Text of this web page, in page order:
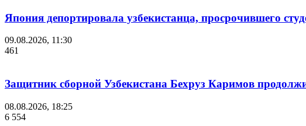
Япония депортировала узбекистанца, просрочившего
09.08.2026, 11:30
461
Защитник сборной Узбекистана Бехруз Каримов
08.08.2026, 18:25
6 554